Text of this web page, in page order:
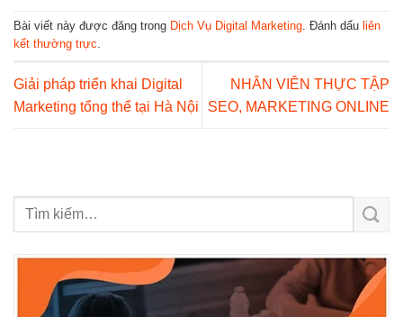
Bài viết này được đăng trong Dịch Vụ Digital Marketing. Đánh dấu liên
kết thường trực.
Giải pháp triển khai Digital
Marketing tổng thể tại Hà Nội
NHÂN VIÊN THỰC TẬP
SEO, MARKETING ONLINE